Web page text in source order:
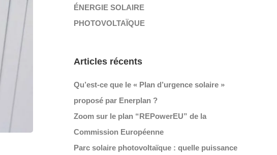
ÉNERGIE SOLAIRE
PHOTOVOLTAÏQUE
Articles récents
Qu’est-ce que le « Plan d’urgence solaire »
proposé par Enerplan ?
Zoom sur le plan “REPowerEU” de la
Commission Européenne
Parc solaire photovoltaïque : quelle puissance